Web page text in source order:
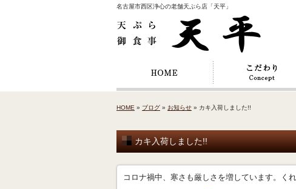
名古屋市西区浄心の老舗天ぷら店「天平」
HOME » ブログ » お知らせ » カキ入荷しました!!
カキ入荷しました!!
コロナ禍中、寒さも厳しさを増しています。く